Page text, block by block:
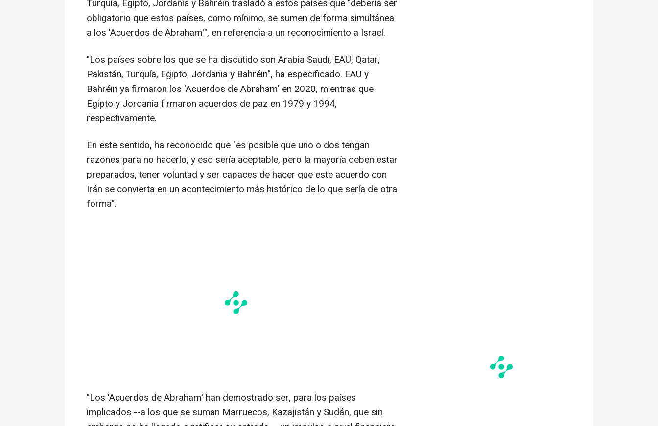
Turquía, Egipto, Jordania y Bahréin trasladó a estos países que "debería ser
obligatorio que estos países, como mínimo, se sumen de forma simultánea
a los 'Acuerdos de Abraham'", en referencia a un reconocimiento a Israel.
"Los países sobre los que se ha discutido son Arabia Saudí, EAU, Qatar,
Pakistán, Turquía, Egipto, Jordania y Bahréin", ha especificado. EAU y
Bahréin ya firmaron los 'Acuerdos de Abraham' en 2020, mientras que
Egipto y Jordania firmaron acuerdos de paz en 1979 y 1994,
respectivamente.
En este sentido, ha reconocido que "es posible que uno o dos tengan
razones para no hacerlo, y eso sería aceptable, pero la mayoría deben estar
preparados, tener voluntad y ser capaces de hacer que este acuerdo con
Irán se convierta en un acontecimiento más histórico de lo que sería de otra
forma".
"Los 'Acuerdos de Abraham' han demostrado ser, para los países
implicados --a los que se suman Marruecos, Kazajistán y Sudán, que sin